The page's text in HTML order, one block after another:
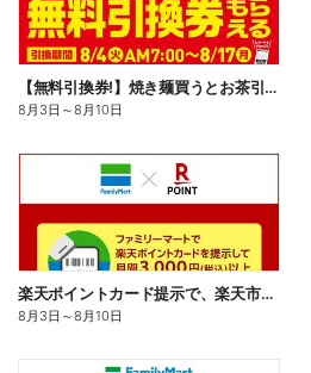
【無料引換券!】焼き麺買うとお茶引換券貰える!
8月3日 ～8月10日
楽天ポイントカード提示で、楽天市場でのお買い物がおトクに!
8月3日 ～8月10日